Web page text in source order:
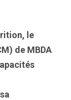
le
de MBDA